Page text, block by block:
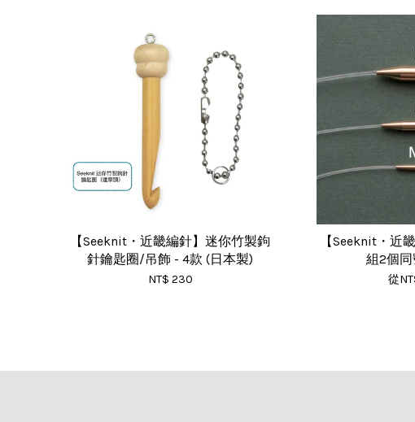
【Seeknit・近畿編針】迷你竹製鉤
針鑰匙圈/吊飾 - 4款 (日本製)
NT$ 230
【Seeknit・近
組2個
從